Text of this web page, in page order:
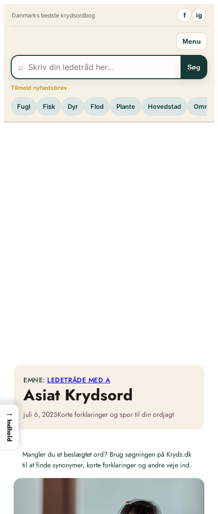
Danmarks bedste krydsordbog f ig
Menu
⌕ Søg
Tilmeld nyhedsbrev
Fugl Fisk Dyr Flod Plante Hovedstad Område
EMNE: LEDETRÅDE MED A
Asiat Krydsord
juli 6, 2025Korte forklaringer og spor til din ordjagt
Mangler du et beslægtet ord? Brug søgningen på Kryds.dk
til at finde synonymer, korte forklaringer og andre veje ind.
→
Indhold